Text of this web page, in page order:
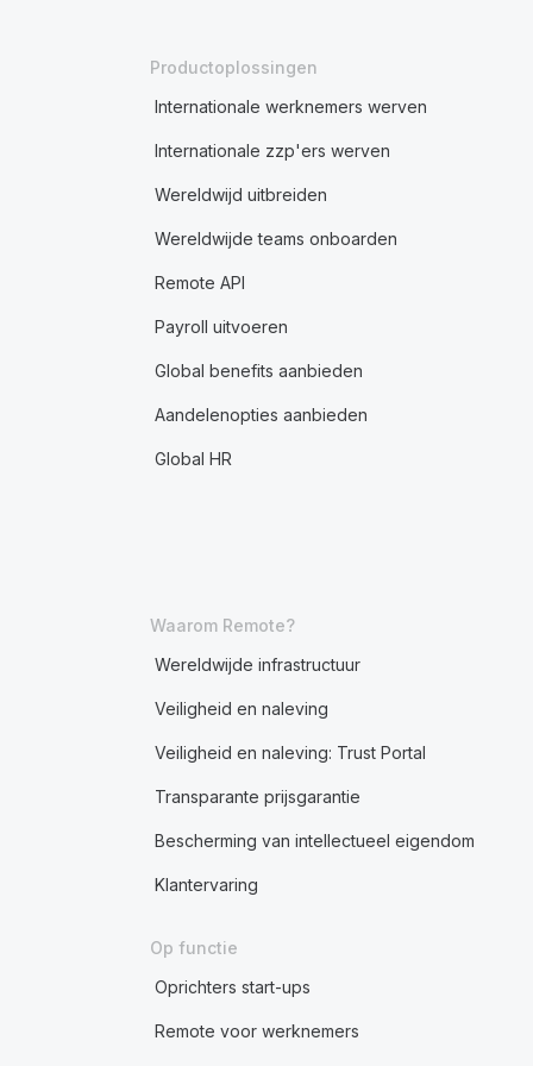
Productoplossingen
Internationale werknemers werven
Internationale zzp'ers werven
Wereldwijd uitbreiden
Wereldwijde teams onboarden
Remote API
Payroll uitvoeren
Global benefits aanbieden
Aandelenopties aanbieden
Global HR
Waarom Remote?
Wereldwijde infrastructuur
Veiligheid en naleving
Veiligheid en naleving: Trust Portal
Transparante prijsgarantie
Bescherming van intellectueel eigendom
Klantervaring
Op functie
Oprichters start-ups
Remote voor werknemers